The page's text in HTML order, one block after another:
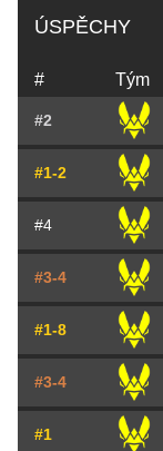
ÚSPĚCHY
# Tým
#2
#1-2
#4
#3-4
#1-8
#3-4
#1